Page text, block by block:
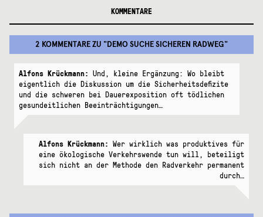
KOMMENTARE
2 KOMMENTAREZU "DEMO SUCHE SICHEREN RADWEG"
Alfons Krückmann: Und, kleine Ergänzung: Wo bleibt
eigentlich die Diskussion um die Sicherheitsdefizite
und die schweren bei Dauerexposition oft tödlichen
gesundeitlichen Beeinträchtigungen…
Alfons Krückmann: Wer wirklich was produktives für
eine ökologische Verkehrswende tun will, beteiligt
sich nicht an der Methode den Radverkehr permanent
durch…